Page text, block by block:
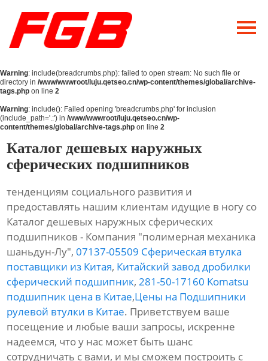
Главная
О Нас
Продукция
Новости
Warning: include(breadcrumbs.php): failed to open stream: No such file or
directory in /www/wwwroot/luju.qetseo.cn/wp-content/themes/global/archive-
tags.php on line 2
Warning: include(): Failed opening 'breadcrumbs.php' for inclusion
(include_path='.:') in /www/wwwroot/luju.qetseo.cn/wp-
content/themes/global/archive-tags.php on line 2
Каталог дешевых наружных
сферических подшипников
тенденциям социального развития и
предоставлять нашим клиентам идущие в ногу со
Каталог дешевых наружных сферических
подшипников - Компания "полимерная механика
шаньдун-Лу",07137-05509 Сферическая втулка
поставщики из Китая, Китайский завод дробилки
сферический подшипник,281-50-17160 Komatsu
подшипник цена в Китае,Цены на Подшипники
рулевой втулки в Китае. Приветствуем ваше
посещение и любые ваши запросы, искренне
надеемся, что у нас может быть шанс
сотрудничать с вами, и мы сможем построить с